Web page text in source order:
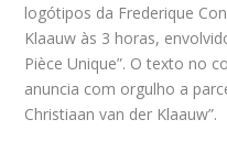
logótipos da Frederique
Klaauw às 3 horas,
Pièce Unique”. O texto no
anuncia com orgulho a
Christiaan van der Klaauw”.